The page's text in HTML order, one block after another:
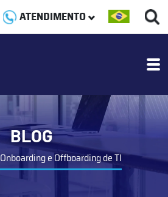
ATENDIMENTO
BLOG
Onboarding e Offboarding de TI